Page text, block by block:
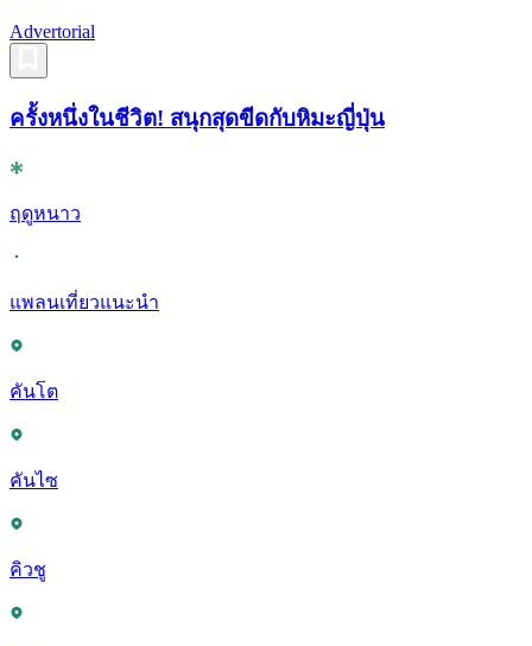
Advertorial
ครั้งหนึ่งในชีวิต! สนุกสุดขีดกับหิมะญี่ปุ่น
ฤดูหนาว
แพลนเที่ยวแนะนำ
คันโต
คันไซ
คิวชู